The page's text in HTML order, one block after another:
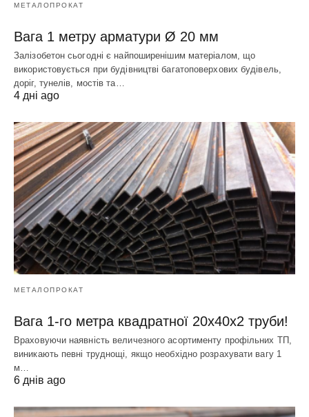
МЕТАЛОПРОКАТ
Вага 1 метру арматури Ø 20 мм
Залізобетон сьогодні є найпоширенішим матеріалом, що
використовується при будівництві багатоповерхових будівель,
доріг, тунелів, мостів та…
4 дні ago
МЕТАЛОПРОКАТ
Вага 1-го метра квадратної 20х40х2 труби!
Враховуючи наявність величезного асортименту профільних ТП,
виникають певні труднощі, якщо необхідно розрахувати вагу 1
м…
6 днів ago